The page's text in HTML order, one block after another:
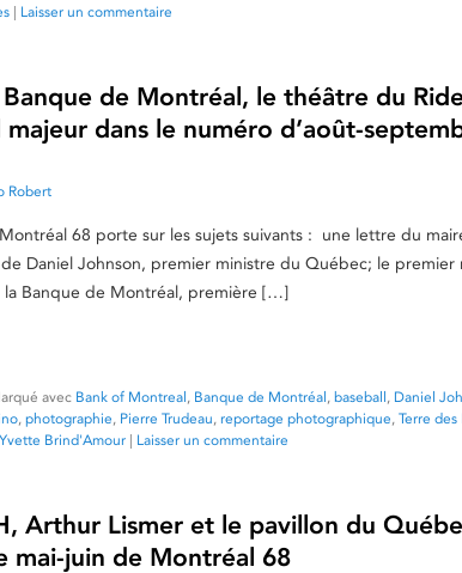
| Laisser un commentaire
de Montréal, le théâtre du
dans le numéro d’août-
Robert
68 porte sur les sujets suivants : une lettre du
Daniel Johnson, premier ministre du Québec; le premier
la Banque de Montréal, première […]
avec Bank of Montreal, Banque de Montréal, baseball, Daniel
, photographie, Pierre Trudeau, reportage photographique, Terre
Yvette Brind'Amour | Laisser un commentaire
Arthur Lismer et le pavillon du
mai-juin de Montréal 68